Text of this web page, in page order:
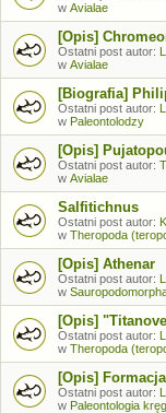
w Avialae
[Opis]
Ostatni post autor:
w Avialae
[Biografia]
Ostatni post autor:
w Paleontolodzy
[Opis]
Ostatni post autor:
w Avialae
Salfitichnus
Ostatni post autor:
w Theropoda
[Opis] Athenar
Ostatni post autor:
w
[Opis]
Ostatni post autor:
w Theropoda
[Opis]
Ostatni post autor:
w Paleontologia